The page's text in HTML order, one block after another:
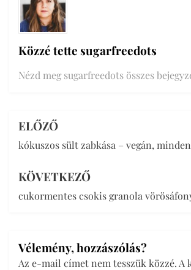
Közzé tette sugarfreedots
Nézd meg sugarfreedots összes
Bejegyzés
navigáció
ELŐZŐ
kókuszos sült zabkása – vegán,
KÖVETKEZŐ
cukormentes csokis granola
Vélemény, hozzászólás?
Az e-mail címet nem tesszük közzé. A